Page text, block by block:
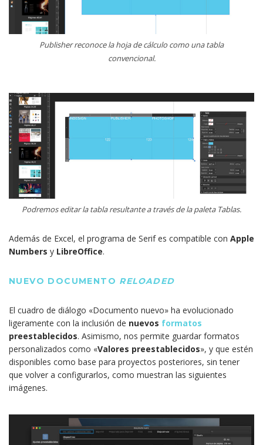
Publisher reconoce la hoja de cálculo como una tabla
convencional.
Podremos editar la tabla resultante a través de la paleta Tablas.
Además de Excel, el programa de Serif es compatible con Apple
Numbers y LibreOffice.
NUEVO DOCUMENTO RELOADED
El cuadro de diálogo «Documento nuevo» ha evolucionado
ligeramente con la inclusión de nuevos formatos
preestablecidos. Asimismo, nos permite guardar formatos
personalizados como «Valores preestablecidos», y que estén
disponibles como base para proyectos posteriores, sin tener
que volver a configurarlos, como muestran las siguientes
imágenes.